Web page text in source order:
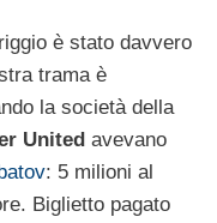
è stato davvero
trama è
la società della
United avevano
: 5 milioni al
Biglietto pagato